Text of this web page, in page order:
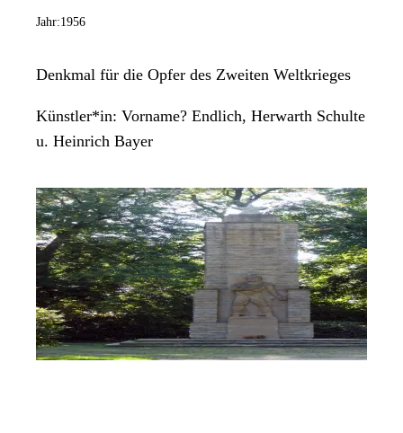
Jahr:1956
Denkmal für die Opfer des Zweiten Weltkrieges
Künstler*in: Vorname? Endlich, Herwarth Schulte
u. Heinrich Bayer